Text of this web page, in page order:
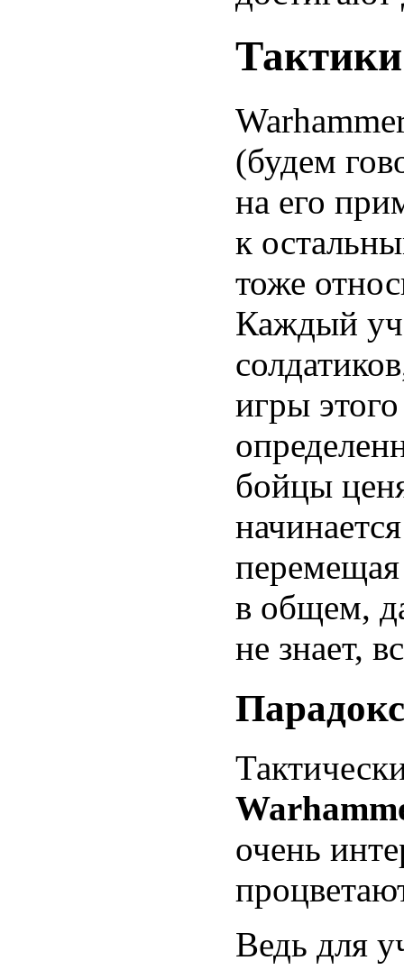
(будем
на его
к
тоже
Каждый
игры
бойцы
в общем,
не знает,
очень
Ведь для